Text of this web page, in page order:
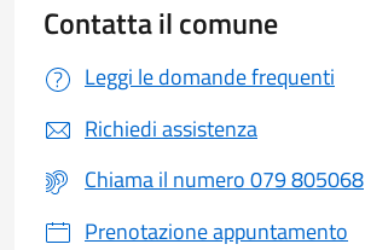
Contatta il comune
Leggi le domande frequenti
Richiedi assistenza
Chiama il numero 079 805068
Prenotazione appuntamento